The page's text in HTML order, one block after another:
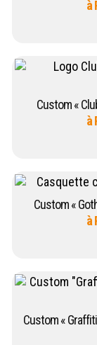
Custom «
Custom «
Custom «